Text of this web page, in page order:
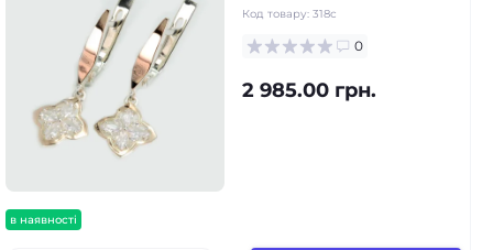
в наявності
Код товару: 318с
0
2 985.00 грн.